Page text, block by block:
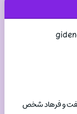
و فرهاد شخص